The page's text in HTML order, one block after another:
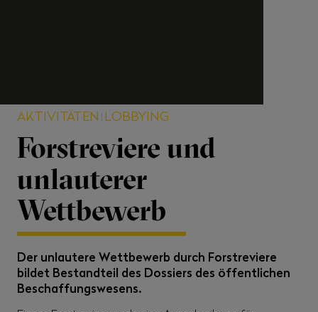
AKTIVITÄTEN LOBBYING
Forstreviere und
unlauterer
Wettbewerb
Der unlautere Wettbewerb durch Forstreviere
bildet Bestandteil des Dossiers des öffentlichen
Beschaffungswesens.